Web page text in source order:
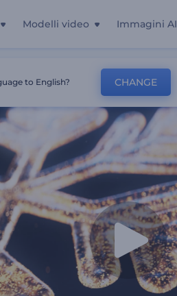
Modelli video Immagini AI
to English? CHANGE